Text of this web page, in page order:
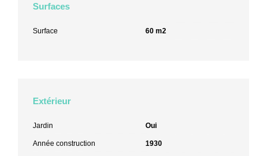
Surfaces
Surface 60 m2
Extérieur
Jardin Oui
Année construction 1930